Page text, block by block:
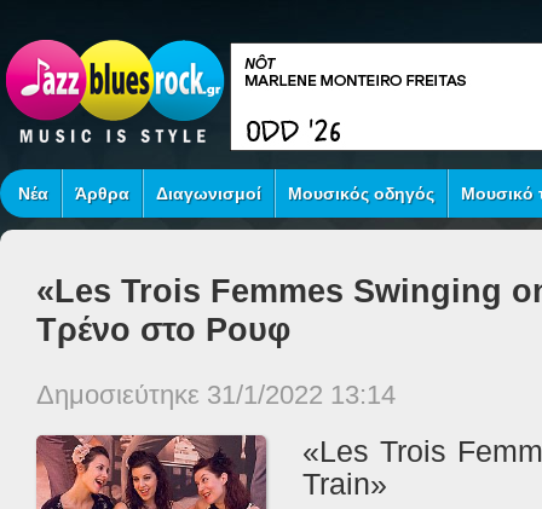
Νέα Άρθρα Διαγωνισμοί Μουσικός οδηγός Μουσικό
«Les Trois Femmes Swinging
Τρένο στο Ρουφ
Δημοσιεύτηκε 31/1/2022 13:14
«Les Trois
Train»